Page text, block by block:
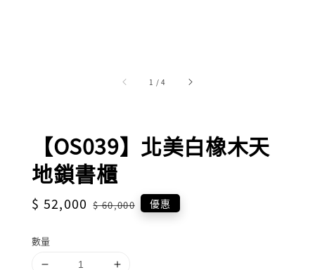
1 /4
【OS039】北美白橡木天
地鎖書櫃
Sale
$ 52,000 Regular
$ 60,000 優惠
數量